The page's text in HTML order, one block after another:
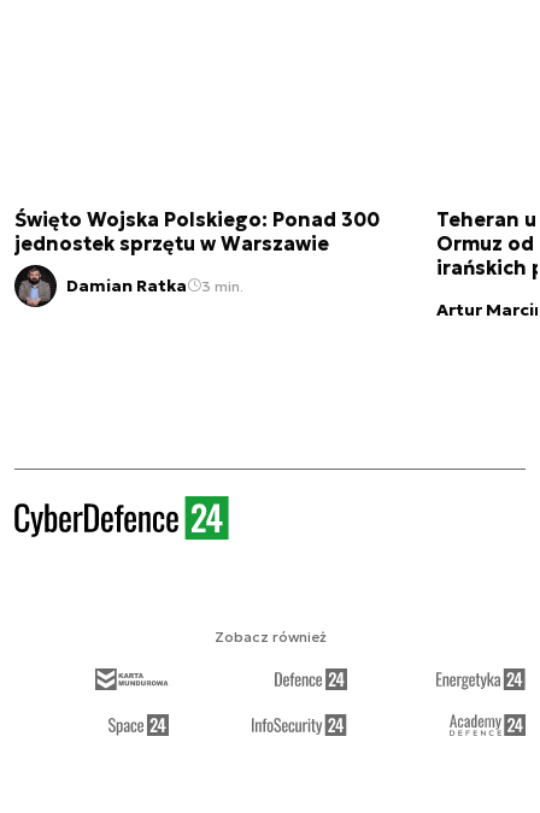
Święto Wojska Polskiego: Ponad 300
jednostek sprzętu w Warszawie
Damian Ratka 3 min.
Teheran
Ormuz
irańskich
Artur
Zobacz również